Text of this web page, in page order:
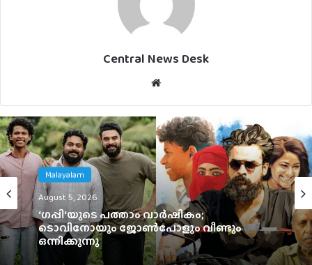
Central News Desk
Malayalam
August 5, 2026
Malayalam
August 5, 2026
3 ലക്ഷം വിലവരുന്ന വാച്ച്, ജൂഡ്